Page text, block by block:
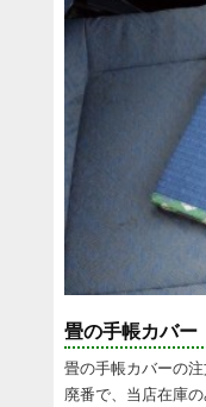
畳の手帳カバー
畳の手帳カバーの
廃番で、当店在庫